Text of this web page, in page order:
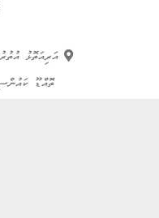
އަރިއަތޮޅު
ތޮއްޑޫ